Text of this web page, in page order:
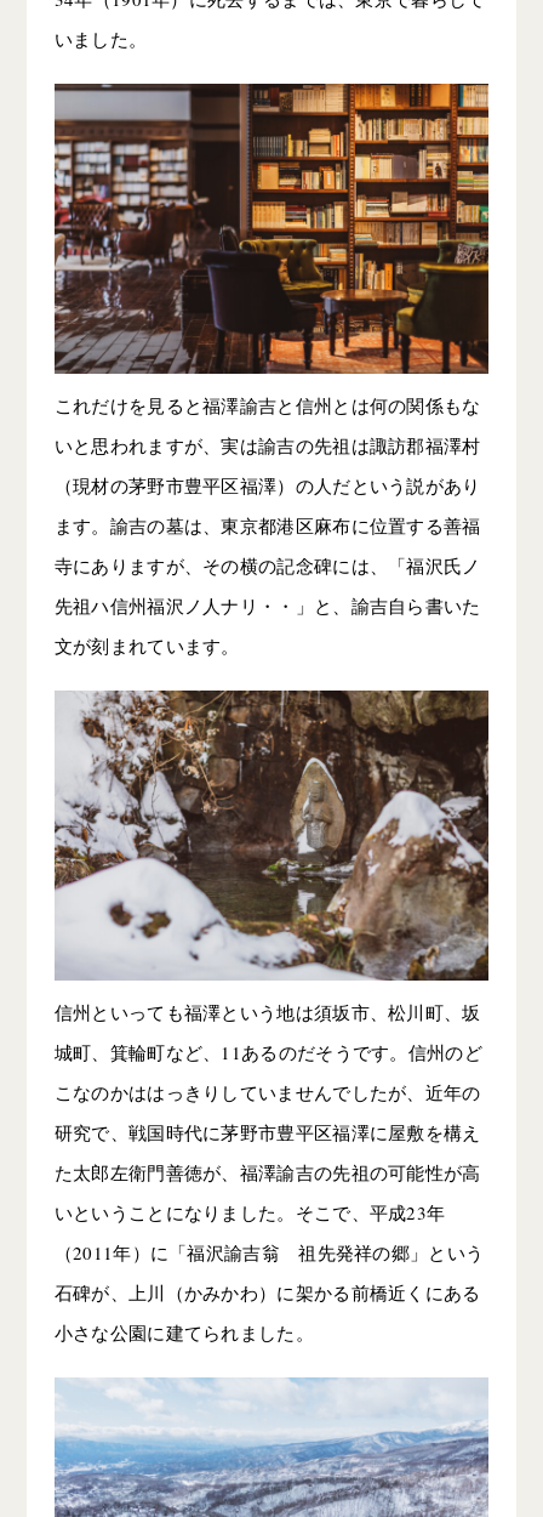
いました。
これだけを見ると福澤諭吉と信州とは何の関係もな
いと思われますが、実は諭吉の先祖は諏訪郡福澤村
（現材の茅野市豊平区福澤）の人だという説があり
ます。諭吉の墓は、東京都港区麻布に位置する善福
寺にありますが、その横の記念碑には、「福沢氏ノ
先祖ハ信州福沢ノ人ナリ・・」と、諭吉自ら書いた
文が刻まれています。
信州といっても福澤という地は須坂市、松川町、坂
城町、箕輪町など、11あるのだそうです。信州のど
こなのかははっきりしていませんでしたが、近年の
研究で、戦国時代に茅野市豊平区福澤に屋敷を構え
た太郎左衛門善徳が、福澤諭吉の先祖の可能性が高
いということになりました。そこで、平成23年
（2011年）に「福沢諭吉翁 祖先発祥の郷」という
石碑が、上川（かみかわ）に架かる前橋近くにある
小さな公園に建てられました。